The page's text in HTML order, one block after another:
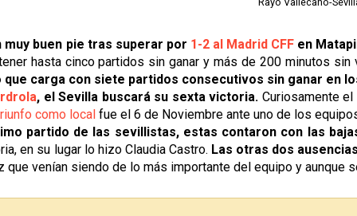
buen pie tras superar por 1-2 al Madrid CFF en
hasta cinco partidos sin ganar y más de 200 minutos
carga con siete partidos consecutivos sin ganar en
, el Sevilla buscará su sexta victoria. Curiosamente
como local fue el 6 de Noviembre ante uno de los
partido de las sevillistas, estas contaron con las
en su lugar lo hizo Claudia Castro. Las otras dos
venían siendo de lo más importante del equipo y